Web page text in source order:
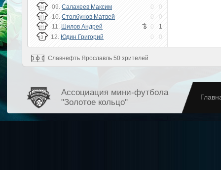
Н 09. Салахеев Максим 0 0
Н 10. Столбунов Матвей 0 0
Н 11. Шилов Андрей 0 1
З 12. Юдин Григорий 0 0
Славнефть Ярославль 50 зрителей
Ассоциация мини-футбола
"Золотое кольцо"